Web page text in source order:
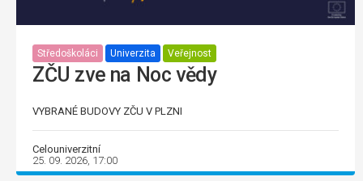
Středoškoláci Univerzita Veřejnost
ZČU zve na Noc vědy
VYBRANÉ BUDOVY ZČU V PLZNI
Celouniverzitní
25. 09. 2026, 17:00